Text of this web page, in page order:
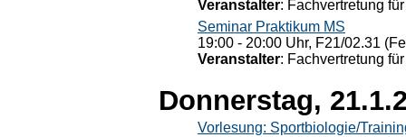
Veranstalter: Fachvertretung
Seminar Praktikum MS
19:00 - 20:00 Uhr, F21/02.31
Veranstalter: Fachvertretung
Donnerstag,
Vorlesung: Sportbiologie/